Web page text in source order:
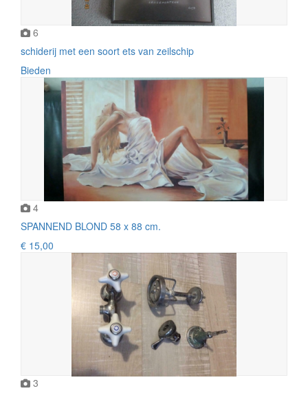
6
schiderij met een soort ets van zeilschip
Bieden
4
SPANNEND BLOND 58 x 88 cm.
€ 15,00
3